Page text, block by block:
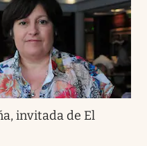
invitada de El